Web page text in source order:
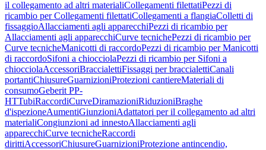
il collegamento ad altri materialiCollegamenti filettatiPezzi di
ricambio per Collegamenti filettatiCollegamenti a flangiaColletti di
fissaggioAllacciamenti agli apparecchiPezzi di ricambio per
Allacciamenti agli apparecchiCurve tecnichePezzi di ricambio per
Curve tecnicheManicotti di raccordoPezzi di ricambio per Manicotti
di raccordoSifoni a chiocciolaPezzi di ricambio per Sifoni a
chiocciolaAccessoriBraccialettiFissaggi per braccialettiCanali
portantiChiusureGuarnizioniProtezioni cantiereMateriali di
consumoGeberit PP-
HTTubiRaccordiCurveDiramazioniRiduzioniBraghe
d'ispezioneAumentiGiunzioniAdattatori per il collegamento ad altri
materialiCongiunzioni ad innestoAllacciamenti agli
apparecchiCurve tecnicheRaccordi
dirittiAccessoriChiusureGuarnizioniProtezione antincendio,